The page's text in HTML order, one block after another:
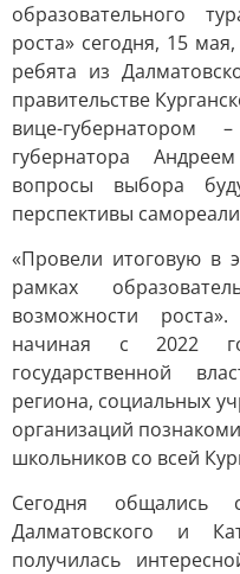
образовательного
роста» сегодня, 15
ребята из
правительстве
вице-губернатором
губернатора
вопросы выбора
перспективы
«Провели итоговую в
рамках
возможности
начиная с 2022
государственной
региона, социальных
организаций
школьников со всей
Сегодня общались
Далматовского и
получилась